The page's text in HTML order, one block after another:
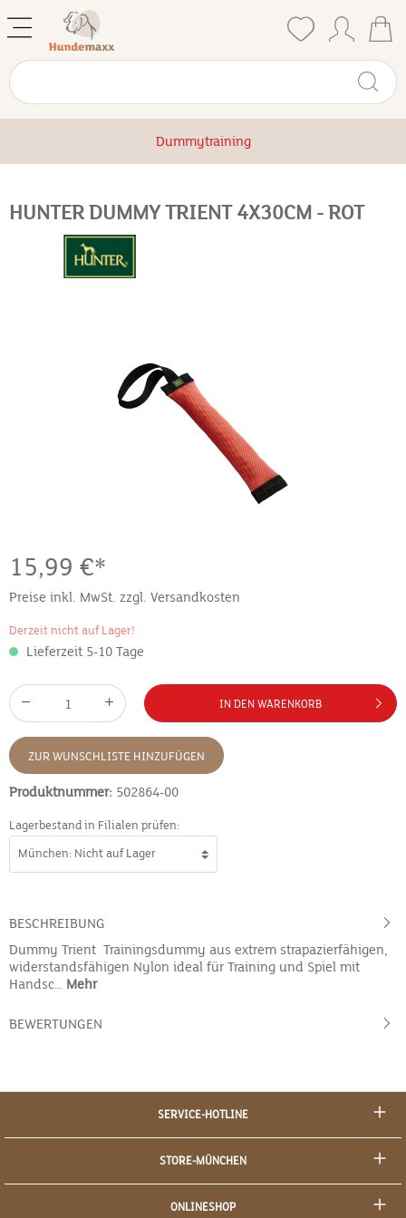
Dummytraining
HUNTER DUMMY TRIENT 4X30CM - ROT
15,99 €*
Preise inkl. MwSt. zzgl. Versandkosten
Derzeit nicht auf Lager!
Lieferzeit 5-10 Tage
IN DEN WARENKORB
ZUR WUNSCHLISTE HINZUFÜGEN
Produktnummer: 502864-00
Lagerbestand in Filialen prüfen:
BESCHREIBUNG
Dummy Trient Trainingsdummy aus extrem strapazierfähigen,
widerstandsfähigen Nylon ideal für Training und Spiel mit
Handsc… Mehr
BEWERTUNGEN
SERVICE-HOTLINE
STORE-MÜNCHEN
ONLINESHOP